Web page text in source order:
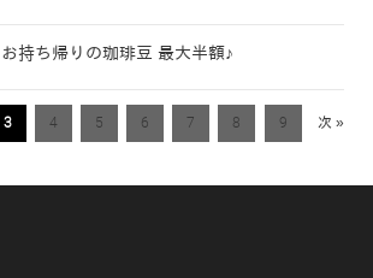
お持ち帰りの珈琲豆 最大半額♪
3 4 5 6 7 8 9 次 »